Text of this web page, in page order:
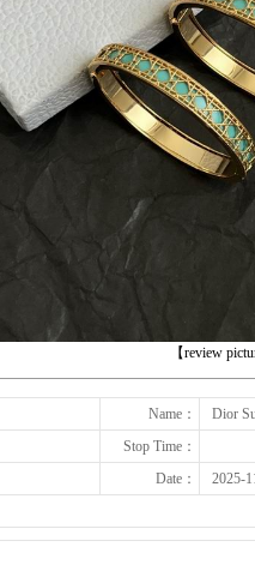
【review
Name：
Dior
Stop Time：
Date：
2025-